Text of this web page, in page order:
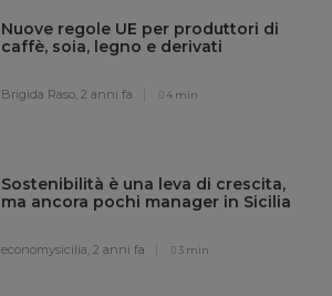
Nuove regole UE per produttori di
caffè, soia, legno e derivati
Brigida Raso,2 anni fa 4 min
Sostenibilità è una leva di crescita,
ma ancora pochi manager in Sicilia
economysicilia,2 anni fa 3 min